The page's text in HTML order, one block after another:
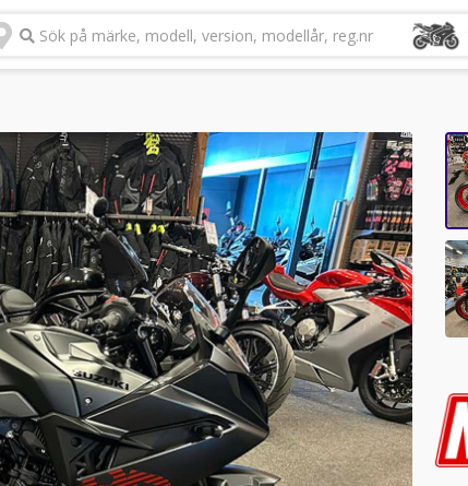
Sök på märke, modell, version, modellår, reg.nr